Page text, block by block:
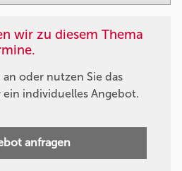
wir zu diesem Thema
oder nutzen Sie das
individuelles Angebot.
anfragen